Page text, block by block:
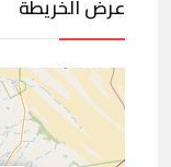
عرض الخريطة